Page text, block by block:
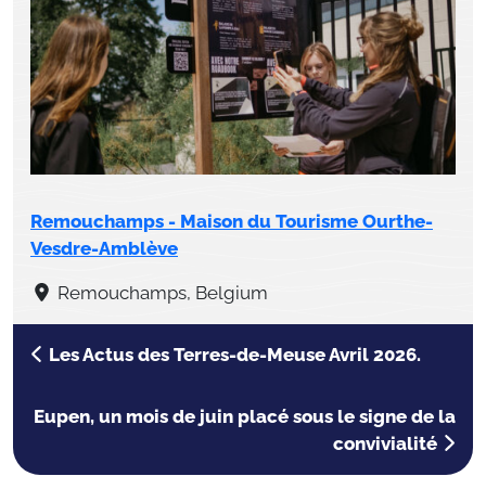
Remouchamps - Maison du Tourisme Ourthe-
Vesdre-Amblève
Remouchamps, Belgium
Les Actus des Terres-de-Meuse Avril 2026.
Eupen, un mois de juin placé sous le signe de la
convivialité